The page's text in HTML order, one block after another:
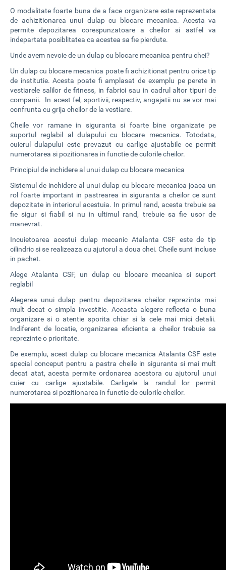
O modalitate foarte buna de a face organizare este reprezentata
de achizitionarea unui dulap cu blocare mecanica. Acesta va
permite depozitarea corespunzatoare a cheilor si astfel va
indepartata posiblitatea ca acestea sa fie pierdute.
Unde avem nevoie de un dulap cu blocare mecanica pentru chei?
Un dulap cu blocare mecanica poate fi achizitionat pentru orice tip
de institutie. Acesta poate fi amplasat de exemplu pe perete in
vestiarele salilor de fitness, in fabrici sau in cadrul altor tipuri de
companii. In acest fel, sportivii, respectiv, angajatii nu se vor mai
confrunta cu grija cheilor de la vestiare.
Cheile vor ramane in siguranta si foarte bine organizate pe
suportul reglabil al dulapului cu blocare mecanica. Totodata,
cuierul dulapului este prevazut cu carlige ajustabile ce permit
numerotarea si pozitionarea in functie de culorile cheilor.
Principiul de inchidere al unui dulap cu blocare mecanica
Sistemul de inchidere al unui dulap cu blocare mecanica joaca un
rol foarte important in pastrearea in siguranta a cheilor ce sunt
depozitate in interiorul acestuia. In primul rand, acesta trebuie sa
fie sigur si fiabil si nu in ultimul rand, trebuie sa fie usor de
manevrat.
Incuietoarea acestui dulap mecanic Atalanta CSF este de tip
cilindric si se realizeaza cu ajutorul a doua chei. Cheile sunt incluse
in pachet.
Alege Atalanta CSF, un dulap cu blocare mecanica si suport
reglabil
Alegerea unui dulap pentru depozitarea cheilor reprezinta mai
mult decat o simpla investitie. Aceasta alegere reflecta o buna
organizare si o atentie sporita chiar si la cele mai mici detalii.
Indiferent de locatie, organizarea eficienta a cheilor trebuie sa
reprezinte o prioritate.
De exemplu, acest dulap cu blocare mecanica Atalanta CSF este
special conceput pentru a pastra cheile in siguranta si mai mult
decat atat, acesta permite ordonarea acestora cu ajutorul unui
cuier cu carlige ajustabile. Carligele la randul lor permit
numerotarea si pozitionarea in functie de culorile cheilor.